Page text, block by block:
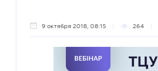
9 октября 2018, 08:15 264